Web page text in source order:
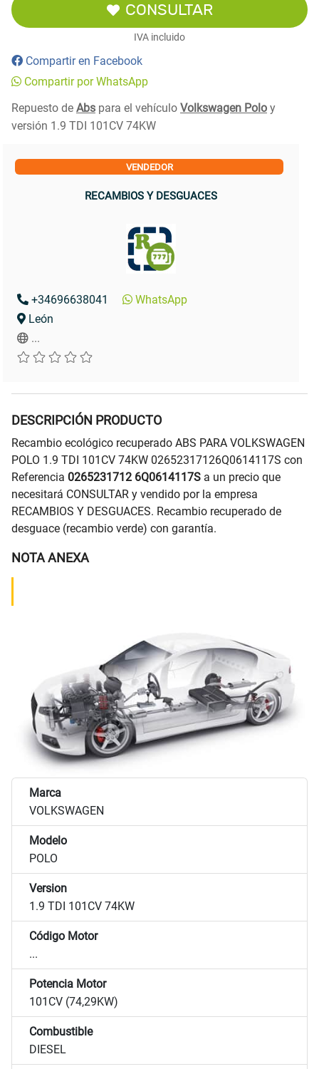
CONSULTAR
IVA incluido
Compartir en Facebook
Compartir por WhatsApp
Repuesto de Abs para el vehículo Volkswagen Polo y
versión 1.9 TDI 101CV 74KW
VENDEDOR
RECAMBIOS Y DESGUACES
+34696638041
WhatsApp
León
...
DESCRIPCIÓN PRODUCTO
Recambio ecológico recuperado ABS PARA VOLKSWAGEN
POLO 1.9 TDI 101CV 74KW 02652317126Q0614117S con
Referencia 0265231712 6Q0614117S a un precio que
necesitará CONSULTAR y vendido por la empresa
RECAMBIOS Y DESGUACES. Recambio recuperado de
desguace (recambio verde) con garantía.
NOTA ANEXA
Marca
VOLKSWAGEN
Modelo
POLO
Version
1.9 TDI 101CV 74KW
Código Motor
...
Potencia Motor
101CV (74,29KW)
Combustible
DIESEL